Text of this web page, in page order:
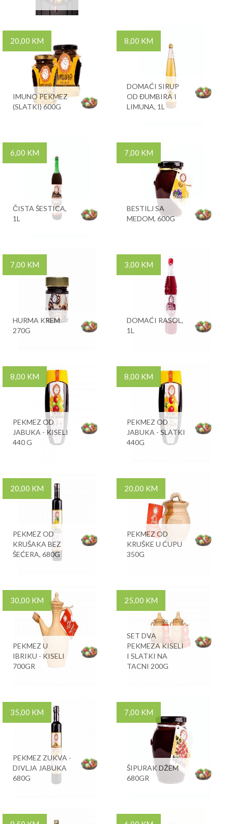
20,00 KM
IMUNO PEKMEZ
(SLATKI) 600G
8,00 KM
DOMAĆI SIRUP
OD ĐUMBIRA I
LIMUNA, 1L
6,00 KM
ČISTA ŠESTICA,
1L
7,00 KM
BESTILJ SA
MEDOM, 600G
7,00 KM
HURMA KREM
270G
3,00 KM
DOMAĆI RASOL,
1L
8,00 KM
PEKMEZ OD
JABUKA - KISELI
440 G
8,00 KM
PEKMEZ OD
JABUKA - SLATKI
440G
20,00 KM
PEKMEZ OD
KRUŠAKA BEZ
ŠEĆERA, 680G
20,00 KM
PEKMEZ OD
KRUŠKE U ĆUPU
350G
30,00 KM
PEKMEZ U
IBRIKU - KISELI
700GR
25,00 KM
SET DVA
PEKMEZA KISELI
I SLATKI NA
TACNI 200G
35,00 KM
PEKMEZ ZUKVA -
DIVLJA JABUKA
680G
7,00 KM
ŠIPURAK DŽEM
680GR